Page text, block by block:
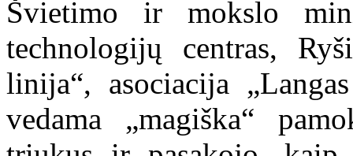
Švietimo ir mokslo
technologijų centras,
linija“, asociacija
vedama „magiška“